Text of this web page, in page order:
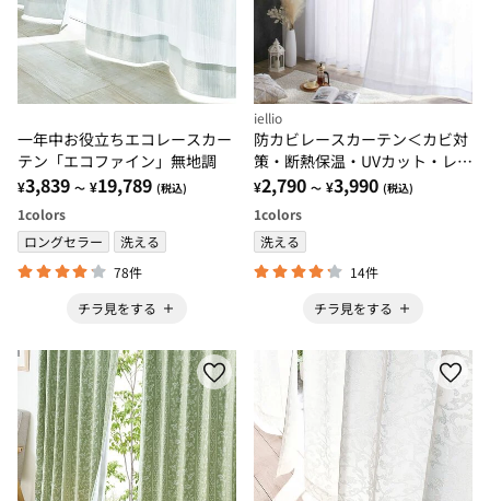
一年中お役立ちエコレースカー
テン「エコファイン」無地調
¥3,839 ～ ¥19,789 (税込)
1colors
ロングセラー
洗える
78件
チラ見をする
iellio
防カビレースカーテン＜カビ対
策・断熱保温・UVカット・レー
スカーテン・２枚組・洗える・
見えにくい・省エネ対策・節
電・梅雨＞
¥2,790 ～ ¥3,990 (税込)
1colors
洗える
14件
チラ見をする